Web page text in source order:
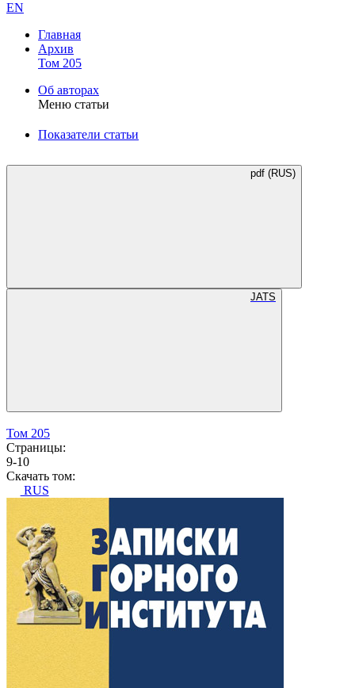
EN
Главная
Архив
Том 205
Об авторах
Меню статьи
Показатели статьи
pdf (RUS)
JATS
Том 205
Страницы:
9-10
Скачать том:
RUS